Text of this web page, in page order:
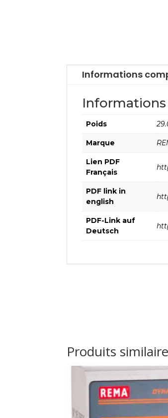
Informations
Poids
Marque
Lien PDF
Français
PDF link in
english
PDF-Link auf
Deutsch
Produits